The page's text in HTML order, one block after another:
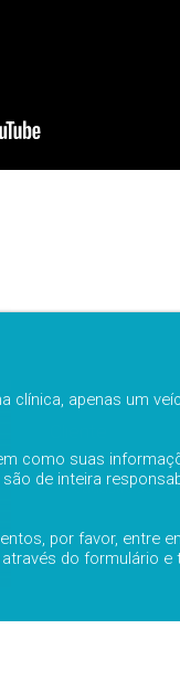
› login
› cadastre-se
clínica, apenas um
como suas
de inteira
por favor, entre
do formulário e